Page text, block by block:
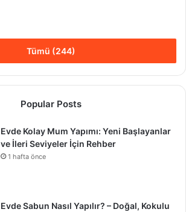
Tümü (244)
Popular Posts
Evde Kolay Mum Yapımı: Yeni Başlayanlar
ve İleri Seviyeler İçin Rehber
1 hafta önce
Evde Sabun Nasıl Yapılır? – Doğal, Kokulu